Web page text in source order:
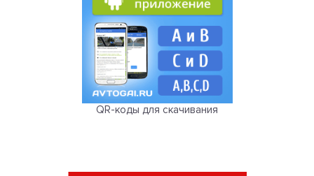
QR-коды для скачивания